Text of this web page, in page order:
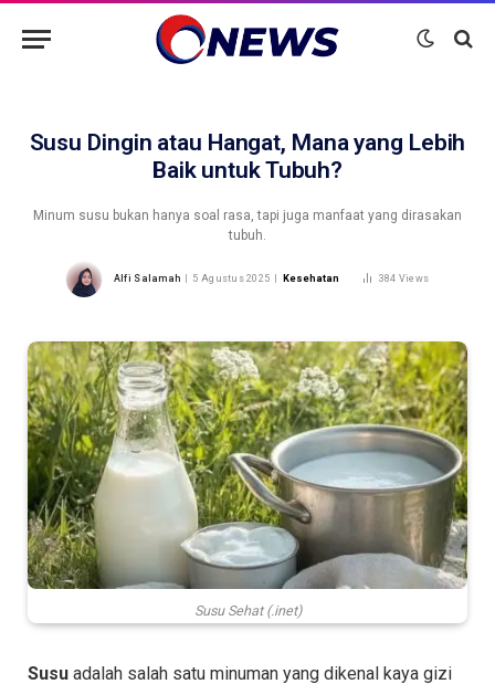
Susu Dingin atau Hangat, Mana yang Lebih
Baik untuk Tubuh?
Minum susu bukan hanya soal rasa, tapi juga manfaat yang dirasakan
tubuh.
Alfi Salamah 5 Agustus 2025 Kesehatan 384 Views
Susu Sehat (.inet)
Susu adalah salah satu minuman yang dikenal kaya gizi